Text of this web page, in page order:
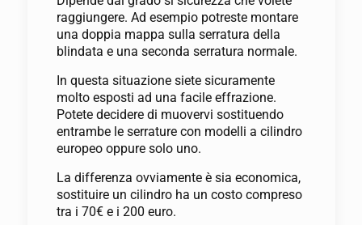
raggiungere. Ad esempio potreste montare
una doppia mappa sulla serratura della
blindata e una seconda serratura normale.
In questa situazione siete sicuramente
molto esposti ad una facile effrazione.
Potete decidere di muovervi sostituendo
entrambe le serrature con modelli a cilindro
europeo oppure solo uno.
La differenza ovviamente è sia economica,
sostituire un cilindro ha un costo compreso
tra i 70€ e i 200 euro.